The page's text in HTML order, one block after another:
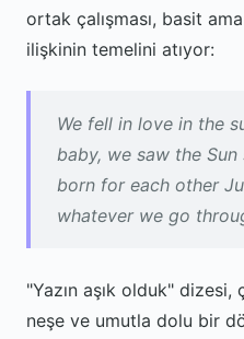
ortak çalışması, basit
ilişkinin temelini atıyor:
We fell in love in the
baby, we saw the
born for each other
whatever we go
"Yazın aşık olduk"
neşe ve umutla dolu bir